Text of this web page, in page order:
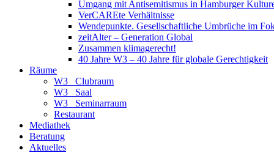
Umgang mit Antisemitismus in Hamburger
VerCAREte Verhältnisse
Wendepunkte. Gesellschaftliche Umbrüche im
zeitAlter – Generation Global
Zusammen klimagerecht!
40 Jahre W3 – 40 Jahre für globale Gerechtigkeit
Räume
W3_ Clubraum
W3_ Saal
W3_ Seminarraum
Restaurant
Mediathek
Beratung
Aktuelles